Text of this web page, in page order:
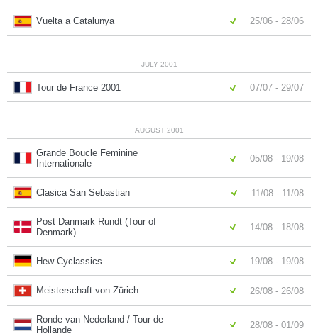
Vuelta a Catalunya 25/06 - 28/06
JULY 2001
Tour de France 2001 07/07 - 29/07
AUGUST 2001
Grande Boucle Feminine
Internationale
05/08 - 19/08
Clasica San Sebastian 11/08 - 11/08
Post Danmark Rundt (Tour of
Denmark)
14/08 - 18/08
Hew Cyclassics 19/08 - 19/08
Meisterschaft von Zürich 26/08 - 26/08
Ronde van Nederland / Tour de
Hollande
28/08 - 01/09